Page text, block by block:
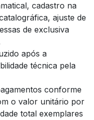
cadastro na
ajuste de
de exclusiva
após a
técnica pela
conforme
o valor unitário por
total exemplares